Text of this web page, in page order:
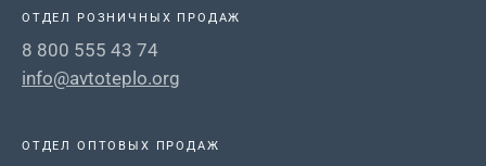
ОТДЕЛ РОЗНИЧНЫХ ПРОДАЖ
8 800 555 43 74
info@avtoteplo.org
ОТДЕЛ ОПТОВЫХ ПРОДАЖ